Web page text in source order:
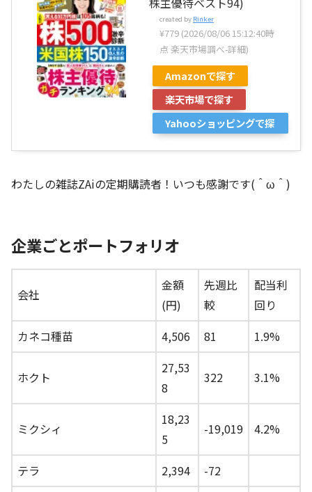
created by Rinker
¥779 (2026/08/06 15:12:40時
点 楽天市場調べ-詳細)
Amazonで探す
楽天市場で探す
Yahooショッピングで探
わたしの雑誌ZAiの定期購読者！いつも感謝です(＾ω＾)
企業ごとポートフォリオ
会社
金額
(円)
先週比
較
配当利
回り
カネコ種苗
4,506 81 1.9%
ホクト
27,53
8
322 3.1%
ミクシィ
18,23
5
-19,019 4.2%
テラ 2,394
-72